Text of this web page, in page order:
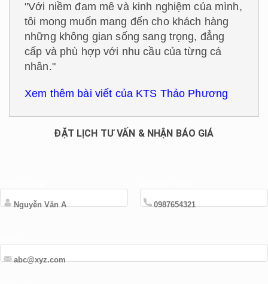
"Với niềm đam mê và kinh nghiệm của mình,
tôi mong muốn mang đến cho khách hàng
những không gian sống sang trọng, đẳng
cấp và phù hợp với nhu cầu của từng cá
nhân."
Xem thêm bài viết của KTS Thảo Phương
ĐẶT LỊCH TƯ VẤN & NHẬN BÁO GIÁ